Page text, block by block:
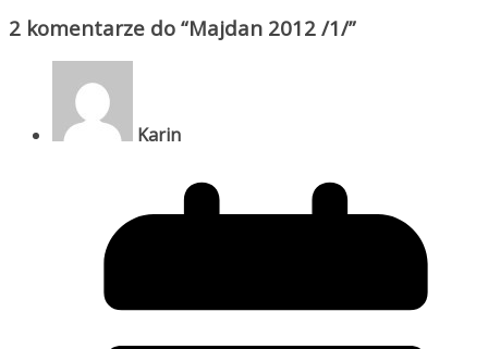
2 komentarze do “Majdan 2012 /1/”
Karin